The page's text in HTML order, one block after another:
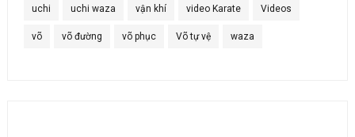
uchi uchi waza vận khí video Karate Videos
võ võ đường võ phục Võ tự vệ waza